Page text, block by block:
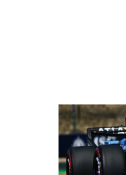
IČ: 118 23 054